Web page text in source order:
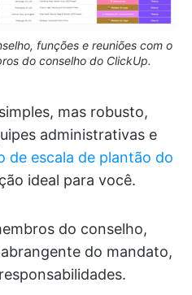
funções e reuniões com o
do conselho do ClickUp.
mas robusto,
administrativas e
de escala de plantão do
ideal para você.
do conselho,
do mandato,